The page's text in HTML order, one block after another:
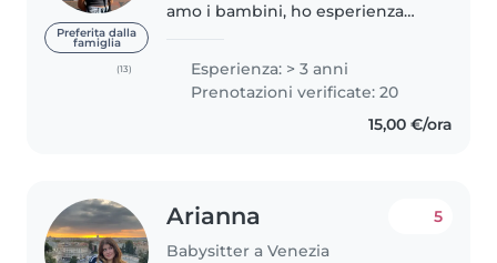
Preferita dalla
famiglia
(13)
amo i bambini, ho esperienza
in quanto l'ho fatta parecchie
volte a bambini di tutte le età, da
Esperienza: > 3 anni
Prenotazioni verificate: 20
15,00 €/ora
Arianna
Babysitter a Venezia
5